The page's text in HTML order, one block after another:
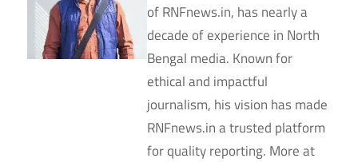
of RNFnews.in, has nearly a
decade of experience in North
Bengal media. Known for
ethical and impactful
journalism, his vision has made
RNFnews.in a trusted platform
for quality reporting. More at